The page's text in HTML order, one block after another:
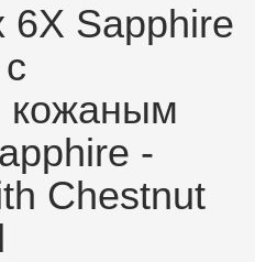
6X Sapphire
кожаным
-
Chestnut